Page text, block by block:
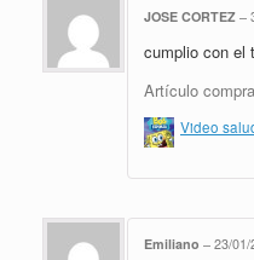
JOSE CORTEZ –
cumplio con el
Artículo
Video
Emiliano – 23/01/